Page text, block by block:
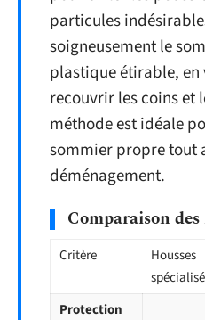
particules
soigneusement le
plastique étirable,
recouvrir les coins et
méthode est idéale
sommier propre tout
déménagement.
Comparaison
Critère
Housses
Protection